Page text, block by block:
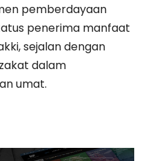
pemberdayaan
penerima manfaat
sejalan dengan
dalam
umat.